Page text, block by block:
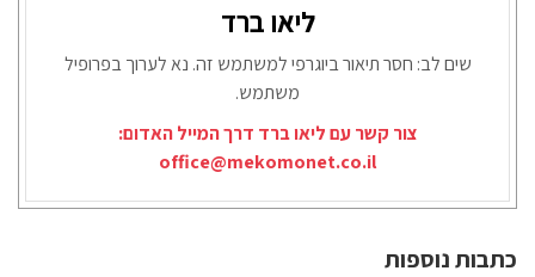
ליאו ברד
שים לב: חסר תיאור ביוגרפי למשתמש זה. נא לערוך בפרופיל
משתמש.
צור קשר עם ליאו ברד דרך המייל האדום:
office@mekomonet.co.il
כתבות נוספות